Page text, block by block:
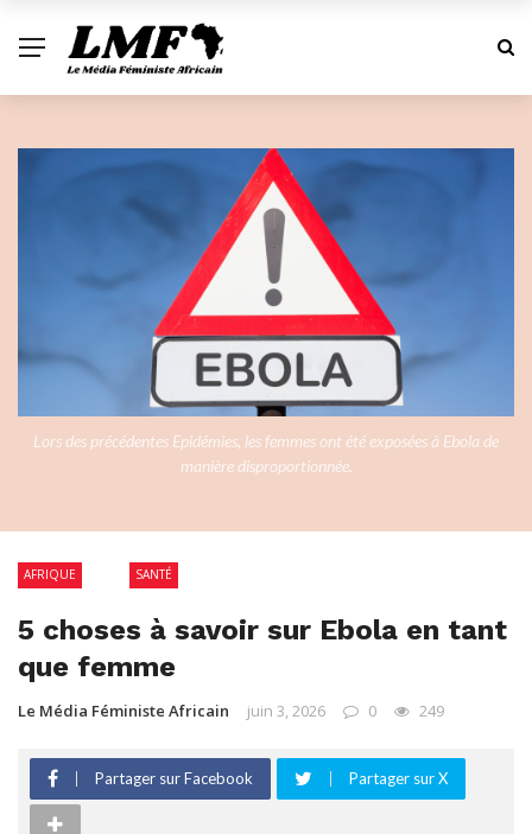
Lors des précédentes Epidémies, les femmes ont été exposées à Ebola de
manière disproportionnée.
AFRIQUE SANTÉ
5 choses à savoir sur Ebola en tant
que femme
Le Média Féministe Africain juin 3, 2026 0 249
Partager sur Facebook Partager sur X